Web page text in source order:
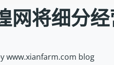
网将细分
www.xianfarm.com blog